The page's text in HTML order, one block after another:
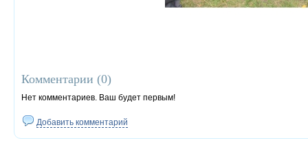
Комментарии (0)
Нет комментариев. Ваш будет первым!
Добавить комментарий